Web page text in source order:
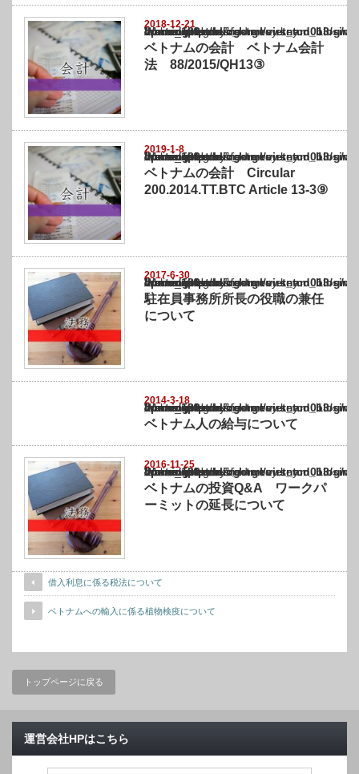
2018-12-21
Warning
: Undefined array key "show_category" in
/home/netst/kuno-cpa.co.jp/public_html/vietnam_blog/wp-content/themes/
on line183
ベトナムの会計 ベトナム会計
法 88/2015/QH13③
2019-1-8
Warning
: Undefined array key "show_category" in
/home/netst/kuno-cpa.co.jp/public_html/vietnam_blog/wp-content/themes/
on line183
ベトナムの会計 Circular
200.2014.TT.BTC Article 13-3⑨
2017-6-30
Warning
: Undefined array key "show_category" in
/home/netst/kuno-cpa.co.jp/public_html/vietnam_blog/wp-content/themes/
on line183
駐在員事務所所長の役職の兼任
について
2014-3-18
Warning
: Undefined array key "show_category" in
/home/netst/kuno-cpa.co.jp/public_html/vietnam_blog/wp-content/themes/
on line183
ベトナム人の給与について
2016-11-25
Warning
: Undefined array key "show_category" in
/home/netst/kuno-cpa.co.jp/public_html/vietnam_blog/wp-content/themes/
on line183
ベトナムの投資Q&A ワークパ
ーミットの延長について
借入利息に係る税法について
ベトナムへの輸入に係る植物検疫について
トップページに戻る
運営会社HPはこちら